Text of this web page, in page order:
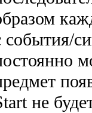
события/
не